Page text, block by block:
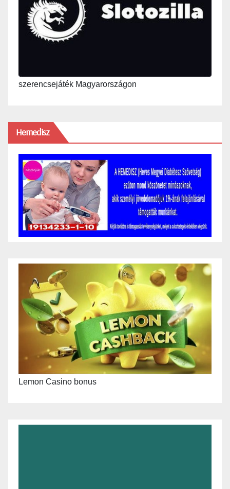
szerencsejáték Magyarországon
Hemedisz
Lemon Casino bonus